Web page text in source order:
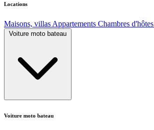
Locations
Maisons, villas Appartements Chambres d'hôtes
Voiture moto bateau
Voiture moto bateau